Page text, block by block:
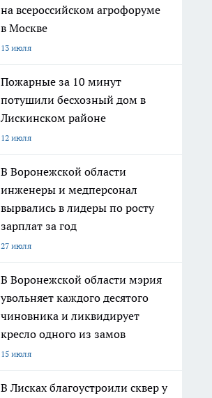
на всероссийском агрофоруме
в Москве
13 июля
Пожарные за 10 минут
потушили бесхозный дом в
Лискинском районе
12 июля
В Воронежской области
инженеры и медперсонал
вырвались в лидеры по росту
зарплат за год
27 июля
В Воронежской области мэрия
увольняет каждого десятого
чиновника и ликвидирует
кресло одного из замов
15 июля
В Лисках благоустроили сквер у